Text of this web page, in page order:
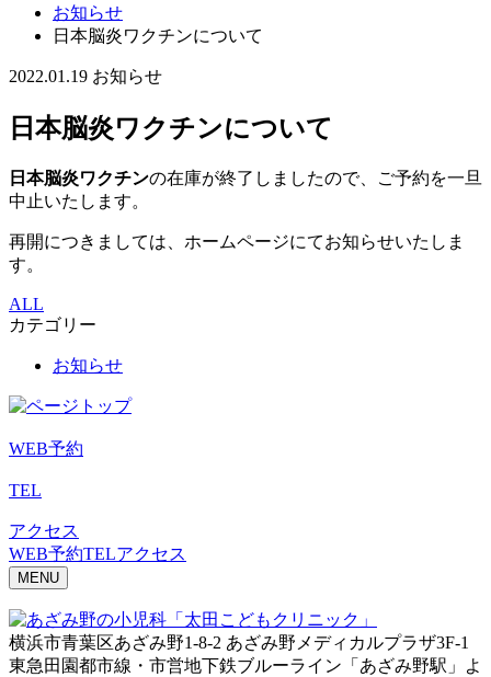
お知らせ
日本脳炎ワクチンについて
2022.01.19 お知らせ
日本脳炎ワクチンについて
日本脳炎ワクチンの在庫が終了しましたので、ご予約を一旦
中止いたします。
再開につきましては、ホームページにてお知らせいたしま
す。
ALL
カテゴリー
お知らせ
WEB予約
TEL
アクセス
WEB予約TELアクセス
MENU
横浜市青葉区あざみ野1-8-2 あざみ野メディカルプラザ3F-1
東急田園都市線・市営地下鉄ブルーライン「あざみ野駅」よ